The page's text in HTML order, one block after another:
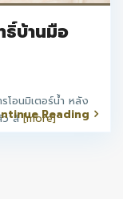
บ้านมือ
โอนมิเตอร์น้ำ หลัง
ว สิ[more]Reading